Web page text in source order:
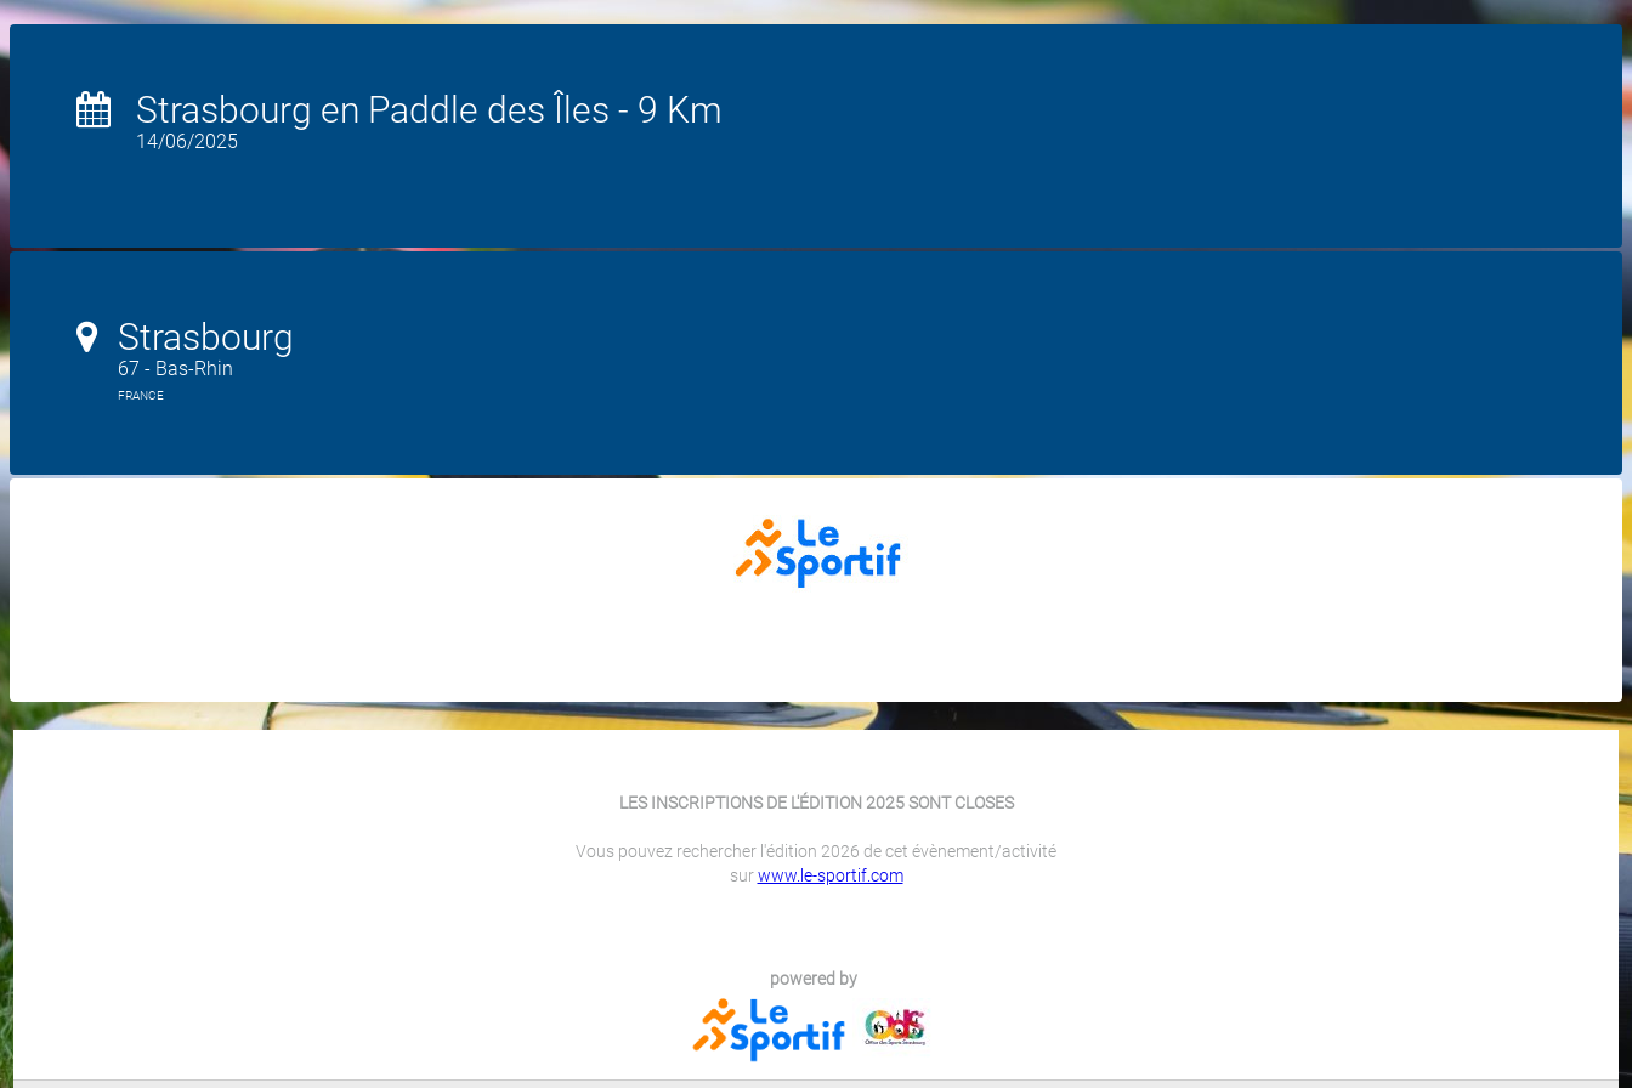
Strasbourg en Paddle des Îles - 9 Km
14/06/2025
Strasbourg
67 - Bas-Rhin
FRANCE
LES INSCRIPTIONS DE L'ÉDITION 2025 SONT CLOSES
Vous pouvez rechercher l'édition 2026 de cet évènement/activité
surwww.le-sportif.com
powered by